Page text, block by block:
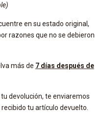
en su estado original,
razones que no se debieron
más de 7 días después de
devolución, te enviaremos
tu artículo devuelto.